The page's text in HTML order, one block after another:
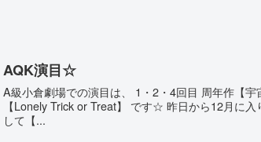
AQK演目☆
A級小倉劇場での演目は、 1・2・4回目 周年作【
【Lonely Trick or Treat】 です☆ 昨日から12月に
して【...